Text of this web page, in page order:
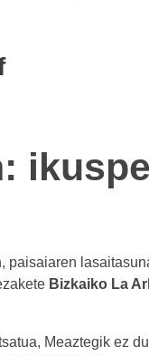
paisaiaren
Bizkaiko La
Meaztegik ez